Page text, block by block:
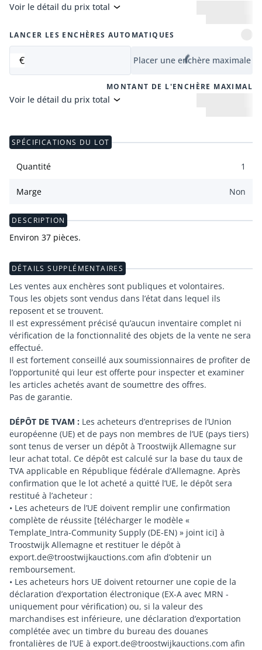
Voir le détail du prix total
LANCER LES ENCHÈRES AUTOMATIQUES
€ Placer une enchère maximale
MONTANT DE L'ENCHÈRE MAXIMAL
Voir le détail du prix total
SPÉCIFICATIONS DU LOT
Quantité 1
Marge Non
DESCRIPTION
Environ 37 pièces.
DÉTAILS SUPPLÉMENTAIRES
Les ventes aux enchères sont publiques et volontaires.
Tous les objets sont vendus dans l’état dans lequel ils
reposent et se trouvent.
Il est expressément précisé qu’aucun inventaire complet ni
vérification de la fonctionnalité des objets de la vente ne sera
effectué.
Il est fortement conseillé aux soumissionnaires de profiter de
l’opportunité qui leur est offerte pour inspecter et examiner
les articles achetés avant de soumettre des offres.
Pas de garantie.
DÉPÔT DE TVAM : Les acheteurs d’entreprises de l’Union
européenne (UE) et de pays non membres de l’UE (pays tiers)
sont tenus de verser un dépôt à Troostwijk Allemagne sur
leur achat total. Ce dépôt est calculé sur la base du taux de
TVA applicable en République fédérale d’Allemagne. Après
confirmation que le lot acheté a quitté l’UE, le dépôt sera
restitué à l’acheteur :
• Les acheteurs de l’UE doivent remplir une confirmation
complète de réussite [télécharger le modèle «
Template_Intra-Community Supply (DE-EN) » joint ici] à
Troostwijk Allemagne et restituer le dépôt à
export.de@troostwijkauctions.com afin d’obtenir un
remboursement.
• Les acheteurs hors UE doivent retourner une copie de la
déclaration d’exportation électronique (EX-A avec MRN -
uniquement pour vérification) ou, si la valeur des
marchandises est inférieure, une déclaration d’exportation
complétée avec un timbre du bureau des douanes
frontalières de l’UE à export.de@troostwijkauctions.com afin